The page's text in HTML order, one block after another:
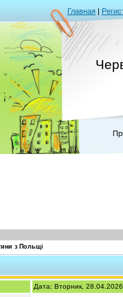
Главная |
з Польщі
Дата: Вторник,